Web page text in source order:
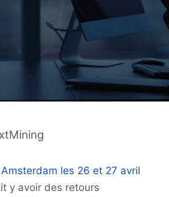
Amsterdam les 26 et 27 avril
y avoir des retours